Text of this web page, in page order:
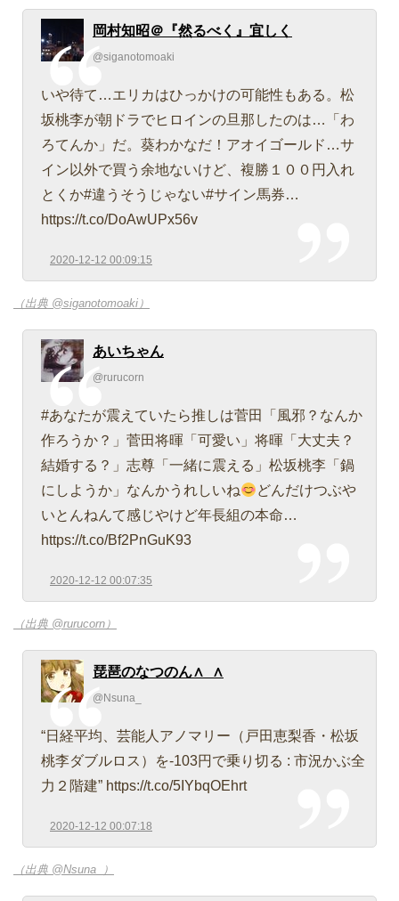
岡村知昭＠『然るべく』宜しく
@siganotomoaki
いや待て…エリカはひっかけの可能性もある。松
坂桃李が朝ドラでヒロインの旦那したのは…「わ
ろてんか」だ。葵わかなだ！アオイゴールド…サ
イン以外で買う余地ないけど、複勝１００円入れ
とくか#違うそうじゃない#サイン馬券…
https://t.co/DoAwUPx56v
2020-12-12 00:09:15
（出典 @siganotomoaki）
あいちゃん
@rurucorn
#あなたが震えていたら推しは菅田「風邪？なんか
作ろうか？」菅田将暉「可愛い」将暉「大丈夫？
結婚する？」志尊「一緒に震える」松坂桃李「鍋
にしようか」なんかうれしいね
どんだけつぶや
いとんねんて感じやけど年長組の本命…
https://t.co/Bf2PnGuK93
2020-12-12 00:07:35
（出典 @rurucorn）
琵琶のなつのん∧_∧
@Nsuna_
“日経平均、芸能人アノマリー（戸田恵梨香・松坂
桃李ダブルロス）を-103円で乗り切る : 市況かぶ全
力２階建” https://t.co/5IYbqOEhrt
2020-12-12 00:07:18
（出典 @Nsuna_）